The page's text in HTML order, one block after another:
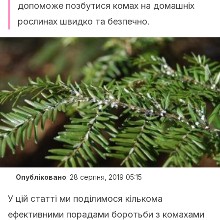
допоможе позбутися комах на домашніх
рослинах швидко та безпечно.
Опубліковано: 28 серпня, 2019 05:15
У цій статті ми поділимося кількома
ефективними порадами боротьби з комахами